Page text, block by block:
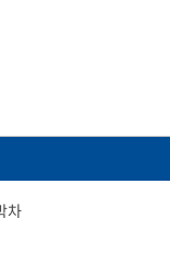
차